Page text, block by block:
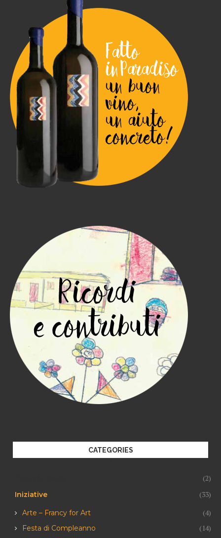
CATEGORIES
(2)
Iniziative (33)
Arte – Francy for Art (4)
Festa di Compleanno (14)